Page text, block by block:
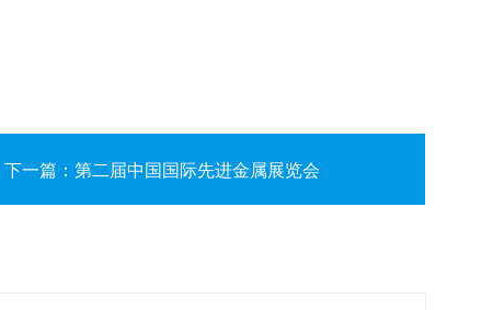
下一篇：第二届中国国际先进金属展览会